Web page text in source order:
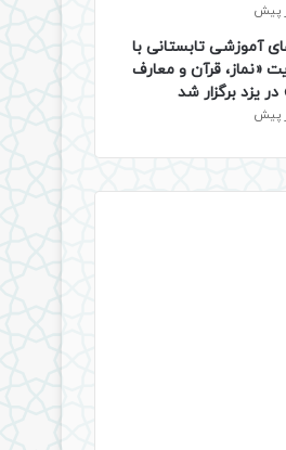
آموزشی تابستانی با
«نماز، قرآن و معارف
یزد برگزار شد